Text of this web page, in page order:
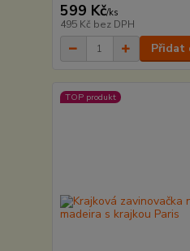
599 Kč/ks
495 Kč bez DPH
Přidat
TOP produkt